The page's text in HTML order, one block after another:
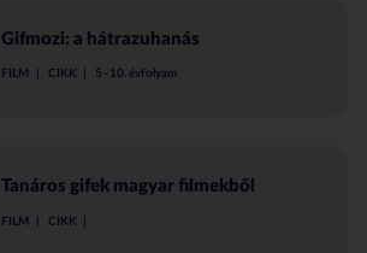
Gifmozi: a hátrazuhanás
FILM CIKK 5–10. évfolyam
Tanáros gifek magyar filmekből
FILM CIKK